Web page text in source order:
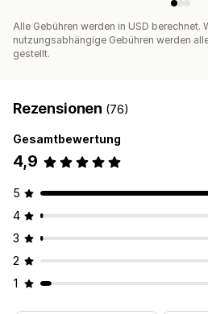
Alle Gebühren werden in USD berechnet.
nutzungsabhängige Gebühren werden
gestellt.
Rezensionen (76)
Gesamtbewertung
4,9
5
4
3
2
1